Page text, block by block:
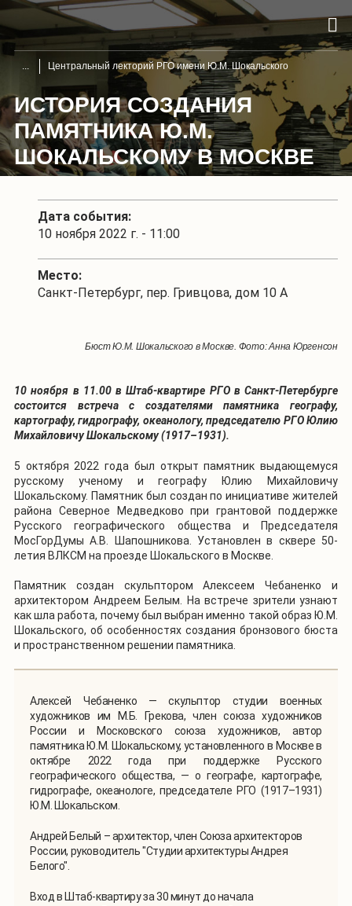
Центральный лекторий РГО имени Ю.М. Шокальского
ИСТОРИЯ СОЗДАНИЯ
ПАМЯТНИКА Ю.М.
ШОКАЛЬСКОМУ В МОСКВЕ
Дата события:
10 ноября 2022 г. - 11:00
Место:
Санкт-Петербург, пер. Гривцова, дом 10 А
Бюст Ю.М. Шокальского в Москве. Фото: Анна Юргенсон
10 ноября в 11.00 в Штаб-квартире РГО в Санкт-Петербурге
состоится встреча с создателями памятника географу,
картографу, гидрографу, океанологу, председателю РГО Юлию
Михайловичу Шокальскому (1917–1931).
5 октября 2022 года был открыт памятник выдающемуся
русскому ученому и географу Юлию Михайловичу
Шокальскому. Памятник был создан по инициативе жителей
района Северное Медведково при грантовой поддержке
Русского географического общества и Председателя
МосГорДумы А.В. Шапошникова. Установлен в сквере 50-
летия ВЛКСМ на проезде Шокальского в Москве.
Памятник создан скульптором Алексеем Чебаненко и
архитектором Андреем Белым. На встрече зрители узнают
как шла работа, почему был выбран именно такой образ Ю.М.
Шокальского, об особенностях создания бронзового бюста
и пространственном решении памятника.
Алексей Чебаненко — скульптор студии военных
художников им М.Б. Грекова, член союза художников
России и Московского союза художников, автор
памятника Ю.М. Шокальскому, установленного в Москве в
октябре 2022 года при поддержке Русского
географического общества, — о географе, картографе,
гидрографе, океанологе, председателе РГО (1917–1931)
Ю.М. Шокальском.
Андрей Белый – архитектор, член Союза архитекторов
России, руководитель "Студии архитектуры Андрея
Белого".
Вход в Штаб-квартиру за 30 минут до начала